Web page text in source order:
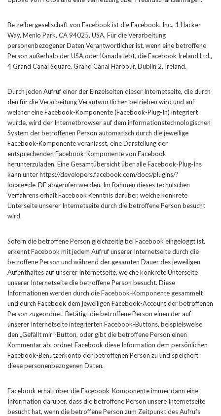
Betreibergesellschaft von Facebook ist die Facebook, Inc., 1 Hacker
Way, Menlo Park, CA 94025, USA. Für die Verarbeitung
personenbezogener Daten Verantwortlicher ist, wenn eine betroffene
Person außerhalb der USA oder Kanada lebt, die Facebook Ireland Ltd.,
4 Grand Canal Square, Grand Canal Harbour, Dublin 2, Ireland.
Durch jeden Aufruf einer der Einzelseiten dieser Internetseite, die durch
den für die Verarbeitung Verantwortlichen betrieben wird und auf
welcher eine Facebook-Komponente (Facebook-Plug-In) integriert
wurde, wird der Internetbrowser auf dem informationstechnologischen
System der betroffenen Person automatisch durch die jeweilige
Facebook-Komponente veranlasst, eine Darstellung der
entsprechenden Facebook-Komponente von Facebook
herunterzuladen. Eine Gesamtübersicht über alle Facebook-Plug-Ins
kann unter https://developers.facebook.com/docs/plugins/?
locale=de_DE abgerufen werden. Im Rahmen dieses technischen
Verfahrens erhält Facebook Kenntnis darüber, welche konkrete
Unterseite unserer Internetseite durch die betroffene Person besucht
wird.
Sofern die betroffene Person gleichzeitig bei Facebook eingeloggt ist,
erkennt Facebook mit jedem Aufruf unserer Internetseite durch die
betroffene Person und während der gesamten Dauer des jeweiligen
Aufenthaltes auf unserer Internetseite, welche konkrete Unterseite
unserer Internetseite die betroffene Person besucht. Diese
Informationen werden durch die Facebook-Komponente gesammelt
und durch Facebook dem jeweiligen Facebook-Account der betroffenen
Person zugeordnet. Betätigt die betroffene Person einen der auf
unserer Internetseite integrierten Facebook-Buttons, beispielsweise
den „Gefällt mir“-Button, oder gibt die betroffene Person einen
Kommentar ab, ordnet Facebook diese Information dem persönlichen
Facebook-Benutzerkonto der betroffenen Person zu und speichert
diese personenbezogenen Daten.
Facebook erhält über die Facebook-Komponente immer dann eine
Information darüber, dass die betroffene Person unsere Internetseite
besucht hat, wenn die betroffene Person zum Zeitpunkt des Aufrufs